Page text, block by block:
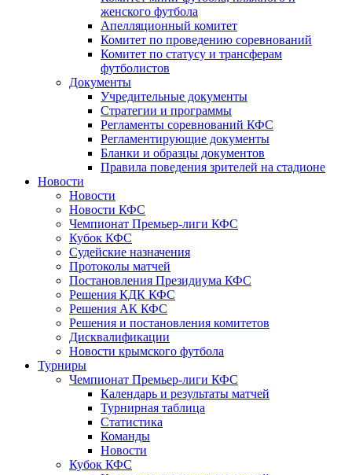
женского футбола
Апелляционный комитет
Комитет по проведению соревнований
Комитет по статусу и трансферам
футболистов
Документы
Учредительные документы
Стратегии и программы
Регламенты соревнований КФС
Регламентирующие документы
Бланки и образцы документов
Правила поведения зрителей на стадионе
Новости
Новости
Новости КФС
Чемпионат Премьер-лиги КФС
Кубок КФС
Судейские назначения
Протоколы матчей
Постановления Президиума КФС
Решения КДК КФС
Решения АК КФС
Решения и постановления комитетов
Дисквалификации
Новости крымского футбола
Турниры
Чемпионат Премьер-лиги КФС
Календарь и результаты матчей
Турнирная таблица
Статистика
Команды
Новости
Кубок КФС